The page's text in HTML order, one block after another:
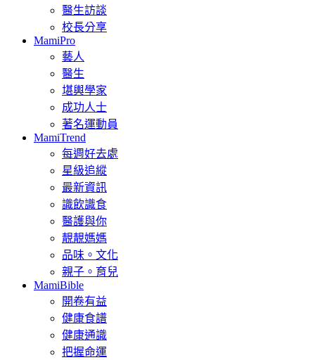
醫生訪談
校長分享
MamiPro
藝人
醫生
堪輿學家
成功人士
著名運動員
MamiTrend
每週好去處
星級追縱
最新資訊
識飲識食
醫護與你
靚靚媽媽
品味。文化
親子。育兒
MamiBible
開卷有益
健康食譜
健康通識
把握命運